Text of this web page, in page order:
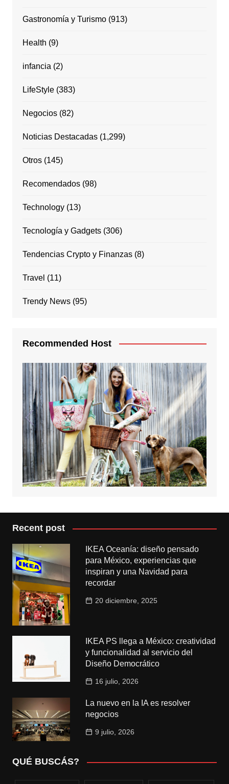
Gastronomía y Turismo(913)
Health (9)
infancia (2)
LifeStyle(383)
Negocios(82)
Noticias Destacadas(1,299)
Otros(145)
Recomendados(98)
Technology(13)
Tecnología y Gadgets(306)
Tendencias Crypto y Finanzas(8)
Travel (11)
Trendy News(95)
Recommended Host
Recent post
IKEA Oceanía: diseño pensado
para México, experiencias que
inspiran y una Navidad para
recordar
20 diciembre, 2025
IKEA PS llega a México: creatividad
y funcionalidad al servicio del
Diseño Democrático
16 julio, 2026
La nuevo en la IA es resolver
negocios
9 julio, 2026
QUÉ BUSCÁS?